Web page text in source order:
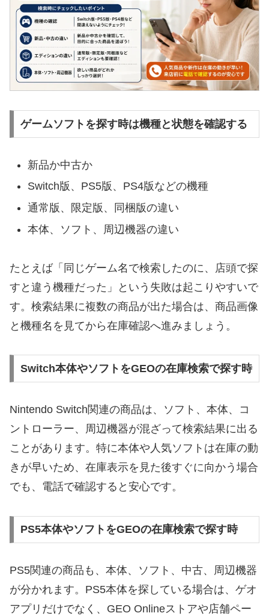
ゲームソフトを探す時は機種と状態を確認する
新品か中古か
Switch版、PS5版、PS4版などの機種
通常版、限定版、同梱版の違い
本体、ソフト、周辺機器の違い
たとえば「同じゲーム名で検索したのに、店頭で探
すと違う機種だった」という失敗は起こりやすいで
す。検索結果に複数の商品が出た場合は、商品画像
と機種名を見てから在庫確認へ進みましょう。
Switch本体やソフトをGEOの在庫検索で探す時
Nintendo Switch関連の商品は、ソフト、本体、コ
ントローラー、周辺機器が混ざって検索結果に出る
ことがあります。特に本体や人気ソフトは在庫の動
きが早いため、在庫表示を見た後すぐに向かう場合
でも、電話で確認すると安心です。
PS5本体やソフトをGEOの在庫検索で探す時
PS5関連の商品も、本体、ソフト、中古、周辺機器
が分かれます。PS5本体を探している場合は、ゲオ
アプリだけでなく、GEO Onlineストアや店舗ペー